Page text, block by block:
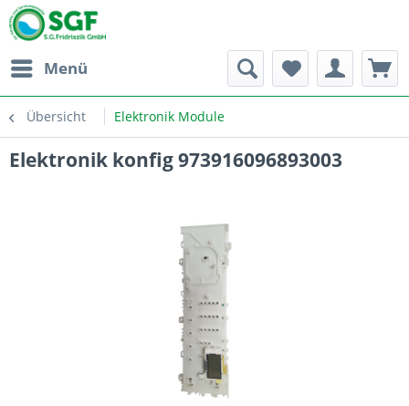
Menü
Übersicht Elektronik Module
Elektronik konfig 973916096893003